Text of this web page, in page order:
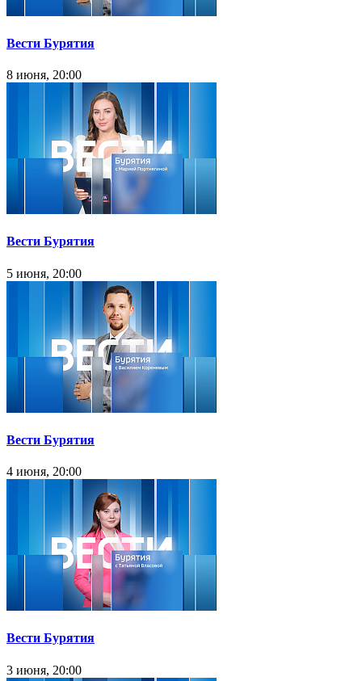
Вести Бурятия
8 июня, 20:00
Вести Бурятия
5 июня, 20:00
Вести Бурятия
4 июня, 20:00
Вести Бурятия
3 июня, 20:00